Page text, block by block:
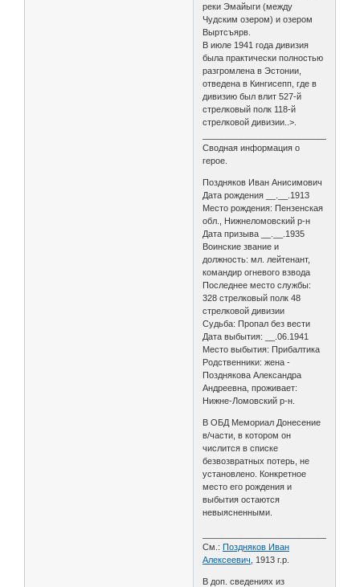
реки Эмайыги (между
Чудским озером) и озером
Выртсъярв.
В июле 1941 года дивизия
была практически полностью
разгромлена в Эстонии,
отведена в Кингисепп, где в
дивизию был влит 527-й
стрелковый полк 118-й
стрелковой дивизии..>.
Сводная информация о
герое.
Поздняков Иван Анисимович
Дата рождения __.__.1913
Место рождения: Пензенская
обл., Нижнеломовский р-н
Дата призыва __.__.1935
Воинские звание и
должность: мл. лейтенант,
командир огневого взвода
Последнее место службы:
328 стрелковый полк 48
стрелковой дивизии
Судьба: Пропал без вести
Дата выбытия: __.06.1941
Место выбытия: Прибалтика
Родственники: жена -
Позднякова Александра
Андреевна, проживает:
Нижне-Ломовский р-н.
В ОБД Мемориал Донесение
в/части, в котором он
числится в списке
безвозвратных потерь, не
установлено. Конкретное
место его рождения и
выбытия остаются
невыясненными.
См.:Поздняков Иван
Алексеевич , 1913 г.р.
В доп. сведениях из